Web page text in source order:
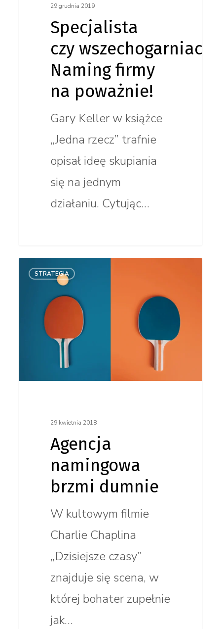
29 grudnia 2019
Specjalista
czy wszechogarniacz?
Naming firmy
na poważnie!
Gary Keller w książce
„Jedna rzecz” trafnie
opisał ideę skupiania
się na jednym
działaniu. Cytując…
Agencja
namingowa
brzmi
dumnie
STRATEGIA
29 kwietnia 2018
Agencja
namingowa
brzmi dumnie
W kultowym filmie
Charlie Chaplina
„Dzisiejsze czasy”
znajduje się scena, w
której bohater zupełnie
jak…